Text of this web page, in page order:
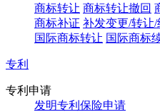
商标转让 商标转让撤回
商标补证 补发变更/转让
国际商标转让 国际商标
专利
专利申请
发明专利保险申请